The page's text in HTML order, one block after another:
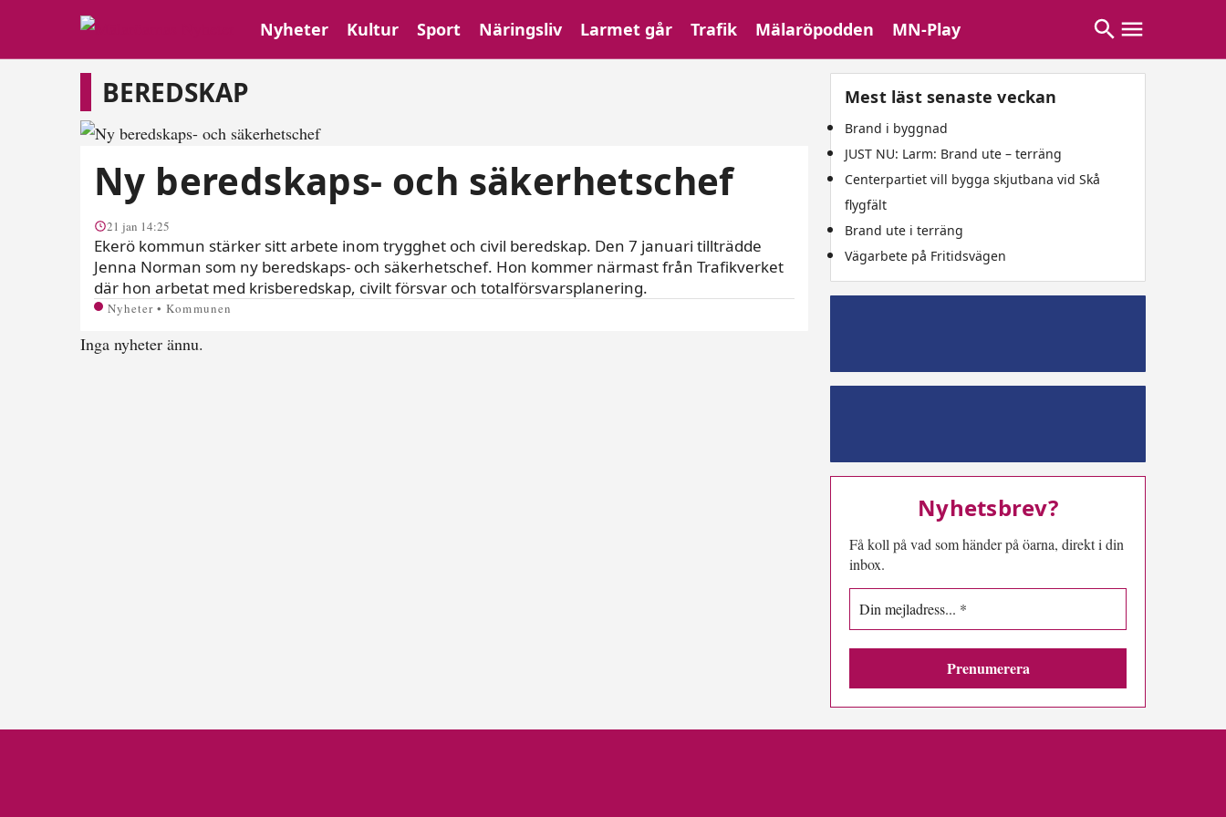
Nyheter Kultur Sport Näringsliv Larmet går Trafik Mälaröpodden MN-Play
Beredskap
BEREDSKAP
Ny beredskaps- och säkerhetschef
21 jan 14:25
Ekerö kommun stärker sitt arbete inom trygghet och civil beredskap. Den 7 januari tillträdde
Jenna Norman som ny beredskaps- och säkerhetschef. Hon kommer närmast från Trafikverket
där hon arbetat med krisberedskap, civilt försvar och totalförsvarsplanering.
Nyheter • Kommunen
Inga nyheter ännu.
Mest läst senaste veckan
Brand i byggnad
JUST NU: Larm: Brand ute – terräng
Centerpartiet vill bygga skjutbana vid Skå
flygfält
Brand ute i terräng
Vägarbete på Fritidsvägen
Nyhetsbrev?
Få koll på vad som händer på öarna, direkt i din
inbox.